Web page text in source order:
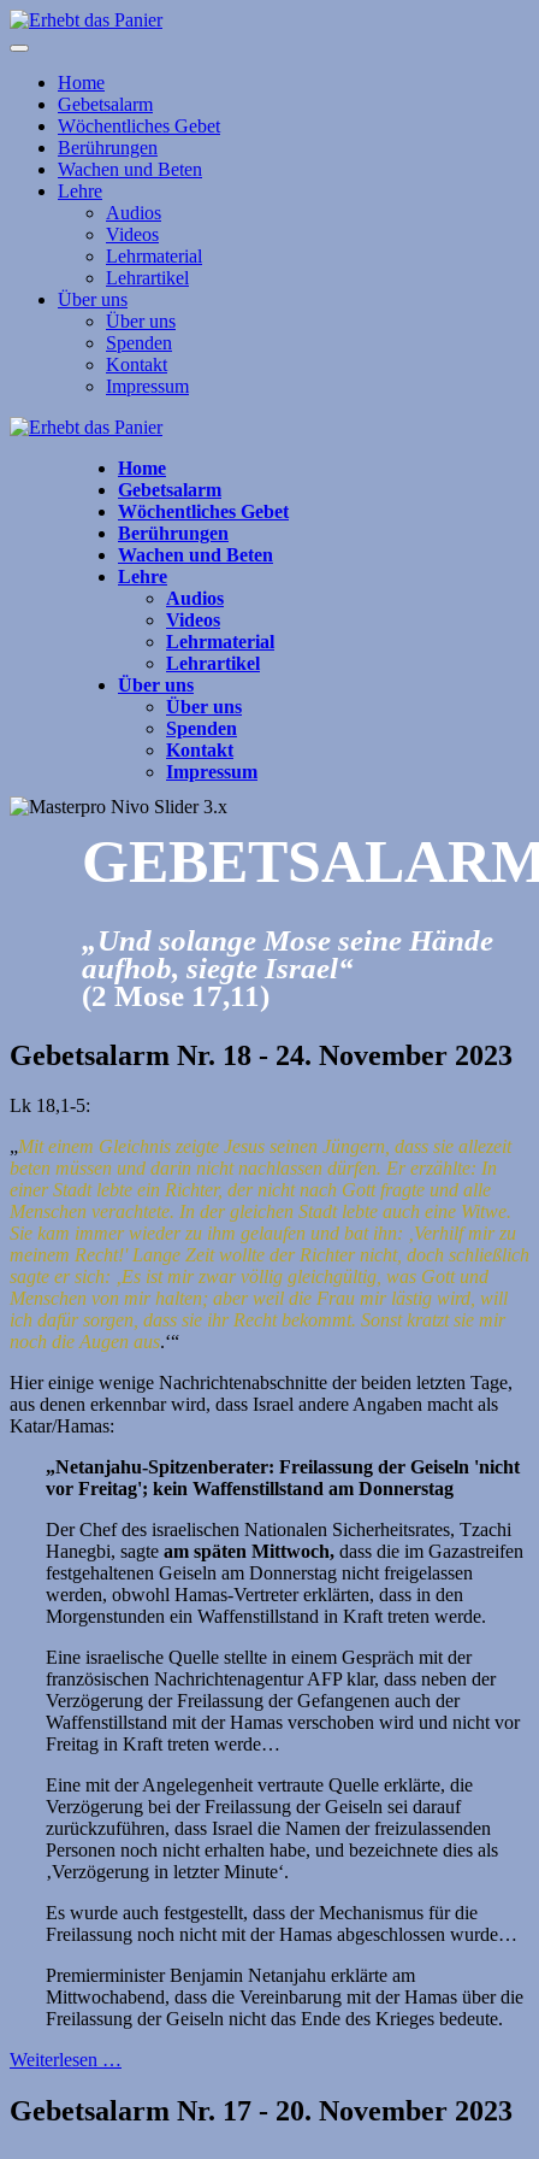
Home
Gebetsalarm
Wöchentliches Gebet
Berührungen
Wachen und Beten
Lehre
Audios
Videos
Lehrmaterial
Lehrartikel
Über uns
Über uns
Spenden
Kontakt
Impressum
Home
Gebetsalarm
Wöchentliches Gebet
Berührungen
Wachen und Beten
Lehre
Audios
Videos
Lehrmaterial
Lehrartikel
Über uns
Über uns
Spenden
Kontakt
Impressum
„Und solange Mose seine Hände
aufhob, siegte Israel“
(2 Mose 17,11)
Gebetsalarm Nr. 18 - 24. November 2023
Lk 18,1-5:
„Mit einem Gleichnis zeigte Jesus seinen Jüngern, dass sie allezeit
beten müssen und darin nicht nachlassen dürfen. Er erzählte: In
einer Stadt lebte ein Richter, der nicht nach Gott fragte und alle
Menschen verachtete. In der gleichen Stadt lebte auch eine Witwe.
Sie kam immer wieder zu ihm gelaufen und bat ihn: ‚Verhilf mir zu
meinem Recht!' Lange Zeit wollte der Richter nicht, doch schließlich
sagte er sich: ‚Es ist mir zwar völlig gleichgültig, was Gott und
Menschen von mir halten; aber weil die Frau mir lästig wird, will
ich dafür sorgen, dass sie ihr Recht bekommt. Sonst kratzt sie mir
noch die Augen aus.‘“
Hier einige wenige Nachrichtenabschnitte der beiden letzten Tage,
aus denen erkennbar wird, dass Israel andere Angaben macht als
Katar/Hamas:
„Netanjahu-Spitzenberater: Freilassung der Geiseln 'nicht
vor Freitag'; kein Waffenstillstand am Donnerstag
Der Chef des israelischen Nationalen Sicherheitsrates, Tzachi
Hanegbi, sagte am späten Mittwoch, dass die im Gazastreifen
festgehaltenen Geiseln am Donnerstag nicht freigelassen
werden, obwohl Hamas-Vertreter erklärten, dass in den
Morgenstunden ein Waffenstillstand in Kraft treten werde.
Eine israelische Quelle stellte in einem Gespräch mit der
französischen Nachrichtenagentur AFP klar, dass neben der
Verzögerung der Freilassung der Gefangenen auch der
Waffenstillstand mit der Hamas verschoben wird und nicht vor
Freitag in Kraft treten werde…
Eine mit der Angelegenheit vertraute Quelle erklärte, die
Verzögerung bei der Freilassung der Geiseln sei darauf
zurückzuführen, dass Israel die Namen der freizulassenden
Personen noch nicht erhalten habe, und bezeichnete dies als
‚Verzögerung in letzter Minute‘.
Es wurde auch festgestellt, dass der Mechanismus für die
Freilassung noch nicht mit der Hamas abgeschlossen wurde…
Premierminister Benjamin Netanjahu erklärte am
Mittwochabend, dass die Vereinbarung mit der Hamas über die
Freilassung der Geiseln nicht das Ende des Krieges bedeute.
Weiterlesen …
Gebetsalarm Nr. 17 - 20. November 2023